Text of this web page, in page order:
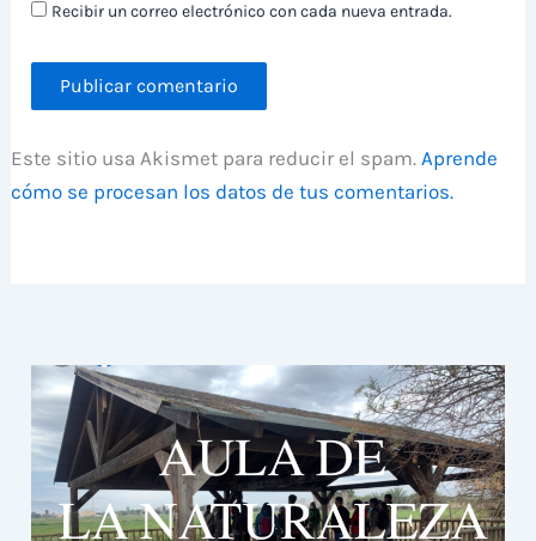
Recibir un correo electrónico con cada nueva entrada.
Este sitio usa Akismet para reducir el spam. Aprende
cómo se procesan los datos de tus comentarios.